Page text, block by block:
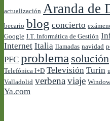
actualización Aranda de
becario blog concierto
Google I.T. Informática de Gestión
Internet Italia llamadas navidad
PFC problema solución
Telefónica I+D Televisión Turín
Valladolid verbena viaje
Ya.com